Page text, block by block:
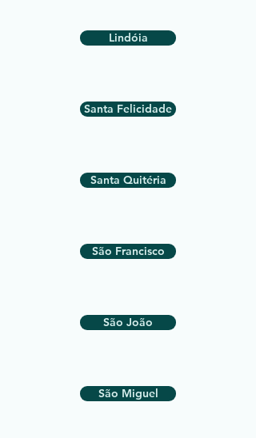
Lindóia
Santa Felicidade
Santa Quitéria
São Francisco
São João
São Miguel